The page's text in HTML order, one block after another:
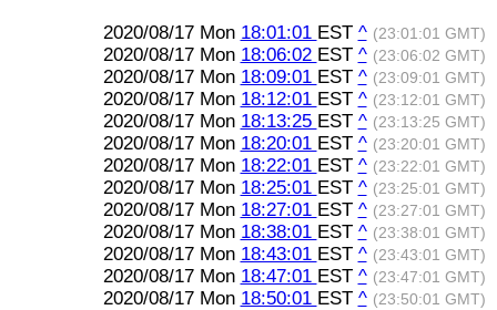
2020/08/17 Mon 18:01:01 EST ^ (23:01:01 GMT)
2020/08/17 Mon 18:06:02 EST ^ (23:06:02 GMT)
2020/08/17 Mon 18:09:01 EST ^ (23:09:01 GMT)
2020/08/17 Mon 18:12:01 EST ^ (23:12:01 GMT)
2020/08/17 Mon 18:13:25 EST ^ (23:13:25 GMT)
2020/08/17 Mon 18:20:01 EST ^ (23:20:01 GMT)
2020/08/17 Mon 18:22:01 EST ^ (23:22:01 GMT)
2020/08/17 Mon 18:25:01 EST ^ (23:25:01 GMT)
2020/08/17 Mon 18:27:01 EST ^ (23:27:01 GMT)
2020/08/17 Mon 18:38:01 EST ^ (23:38:01 GMT)
2020/08/17 Mon 18:43:01 EST ^ (23:43:01 GMT)
2020/08/17 Mon 18:47:01 EST ^ (23:47:01 GMT)
2020/08/17 Mon 18:50:01 EST ^ (23:50:01 GMT)